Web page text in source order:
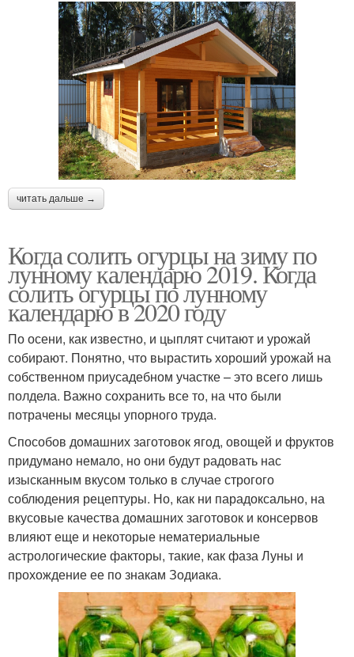
читать дальше →
Когда солить огурцы на зиму по
лунному календарю 2019. Когда
солить огурцы по лунному
календарю в 2020 году
По осени, как известно, и цыплят считают и урожай
собирают. Понятно, что вырастить хороший урожай на
собственном приусадебном участке – это всего лишь
полдела. Важно сохранить все то, на что были
потрачены месяцы упорного труда.
Способов домашних заготовок ягод, овощей и фруктов
придумано немало, но они будут радовать нас
изысканным вкусом только в случае строгого
соблюдения рецептуры. Но, как ни парадоксально, на
вкусовые качества домашних заготовок и консервов
влияют еще и некоторые нематериальные
астрологические факторы, такие, как фаза Луны и
прохождение ее по знакам Зодиака.